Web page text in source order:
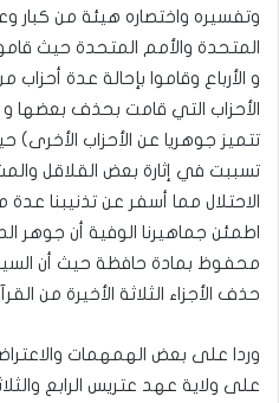
وتفسيره واختصاره هيئة من كبار
المتحدة والأمم المتحدة حيث
و الأرباع وقاموا بإحالة عدة
الأحزاب التي قامت بحذف بعضها و
تتميز جوهريا عن الأحزاب الأخرى)
تسببت في إثارة بعض القلاقل
الاحتلال مما أسفر عن تذنيبنا عدة
اطمئن جماهيرنا الوفية أن جوهر
محفوظ بمادة حافظة حيث أن
حذف الأجزاء الثلاثة الأخيرة من
وردا على بعض الهمهمات
على ولاية عهد عتريس الرابع